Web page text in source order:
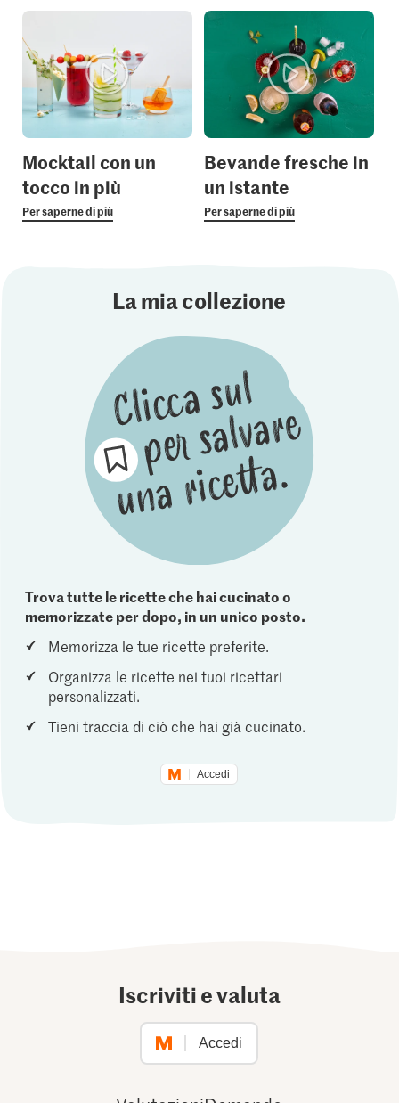
Mocktail con un
tocco in più
Per saperne di più
Bevande fresche in
un istante
Per saperne di più
La mia collezione
Trova tutte le ricette che hai cucinato o
memorizzate per dopo, in un unico posto.
Memorizza le tue ricette preferite.
Organizza le ricette nei tuoi ricettari
personalizzati.
Tieni traccia di ciò che hai già cucinato.
Accedi
Iscriviti e valuta
Accedi